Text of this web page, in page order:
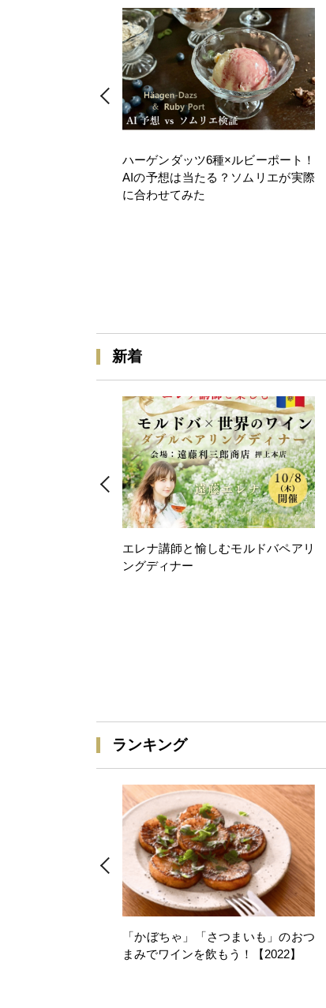
ハーゲンダッツ6種×ルビーポート！
AIの予想は当たる？ソムリエが実際
に合わせてみた
新着
エレナ講師と愉しむモルドバペアリ
ングディナー
ランキング
「かぼちゃ」「さつまいも」のおつ
まみでワインを飲もう！【2022】